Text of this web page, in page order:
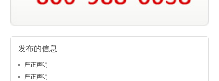
发布的信息
严正声明
严正声明